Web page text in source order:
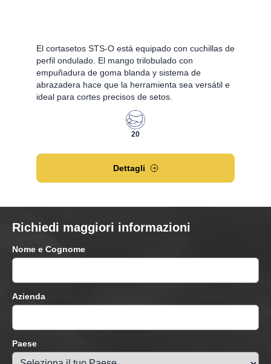
El cortasetos STS-O está equipado con cuchillas de
perfil ondulado. El mango trilobulado con
empuñadura de goma blanda y sistema de
abrazadera hace que la herramienta sea versátil e
ideal para cortes precisos de setos.
20
Dettagli
Richiedi maggiori informazioni
Nome e Cognome
Azienda
Paese